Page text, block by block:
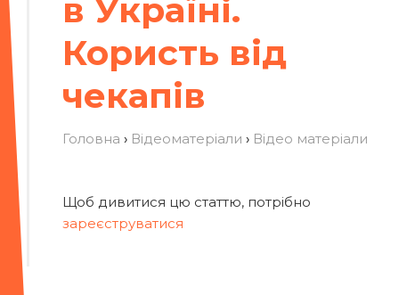
в Україні.
Користь від
чекапів
Головна › Відеоматеріали › Вiдео матерiали
Щоб дивитися цю статтю, потрібно
зареєструватися